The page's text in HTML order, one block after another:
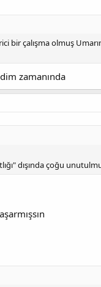
çalışma olmuş
zamanında
dışında çoğu